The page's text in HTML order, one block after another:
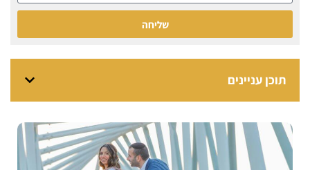
שליחה
תוכן עניינים